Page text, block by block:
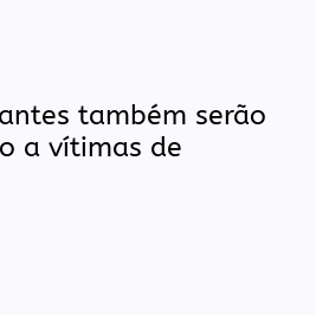
também serão
a vítimas de